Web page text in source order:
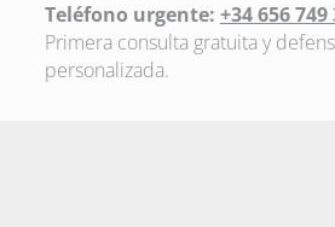
Teléfono urgente: +34 656 749
Primera consulta gratuita y
personalizada.